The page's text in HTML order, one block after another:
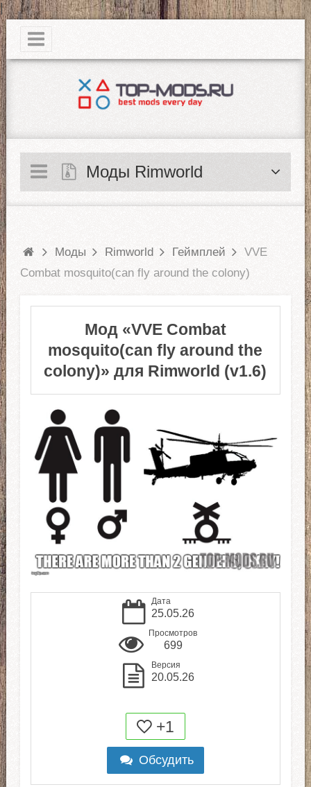
|
Моды Rimworld
Моды Rimworld Геймплей
VVE
Combat mosquito(can fly around the colony)
Мод «VVE Combat
mosquito(can fly around the
colony)» для Rimworld (v1.6)
Дата
25.05.26
Просмотров
699
Версия
20.05.26
+1
Обсудить